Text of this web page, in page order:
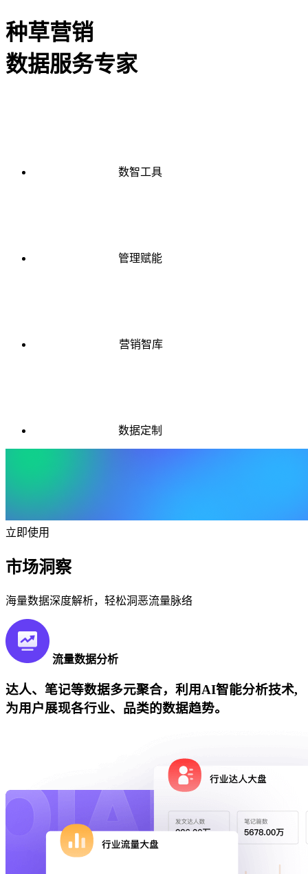
种草营销
数据服务专家
数智工具
管理赋能
营销智库
数据定制
立即使用
市场洞察
海量数据深度解析，轻松洞恶流量脉络
流量数据分析
达人、笔记等数据多元聚合，利用AI智能分析技术,
为用户展现各行业、品类的数据趋势。